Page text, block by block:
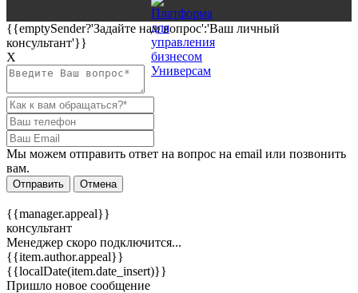
{{emptySender?'Задайте нам вопрос':'Ваш личный
консультант'}}
Х
Мы можем отправить ответ на вопрос на email или позвонить
вам.
Отправить Отмена
{{manager.appeal}}
консультант
Менеджер скоро подключится...
{{item.author.appeal}}
{{localDate(item.date_insert)}}
Пришло новое сообщение